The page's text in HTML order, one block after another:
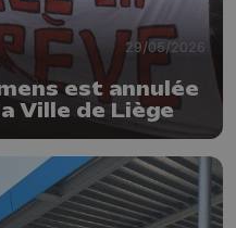
29/05/2026
est annulée
Ville de Liège